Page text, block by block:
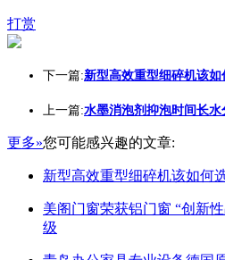
打赏
下一篇:新型高效重型细碎机该
上一篇:水墨消泡剂抑泡时间长
更多»您可能感兴趣的文章:
新型高效重型细碎机该如何
美阁门窗荣获铝门窗 “创新
级